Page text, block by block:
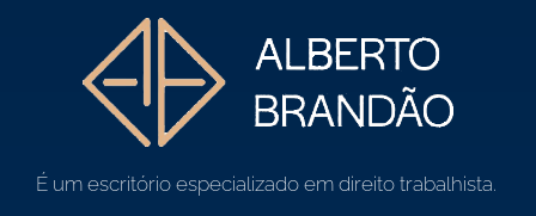
É um escritório especializado em direito trabalhista.